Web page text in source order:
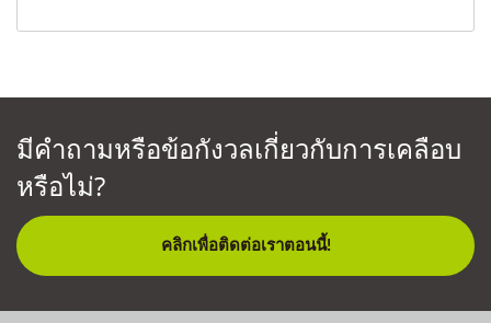
มีคำถามหรือข้อกังวลเกี่ยวกับการเคลือบ
หรือไม่?
คลิกเพื่อติดต่อเราตอนนี้!